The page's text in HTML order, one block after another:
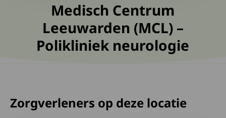
Medisch Centrum
Leeuwarden (MCL) –
Polikliniek neurologie
Zorgverleners op deze locatie